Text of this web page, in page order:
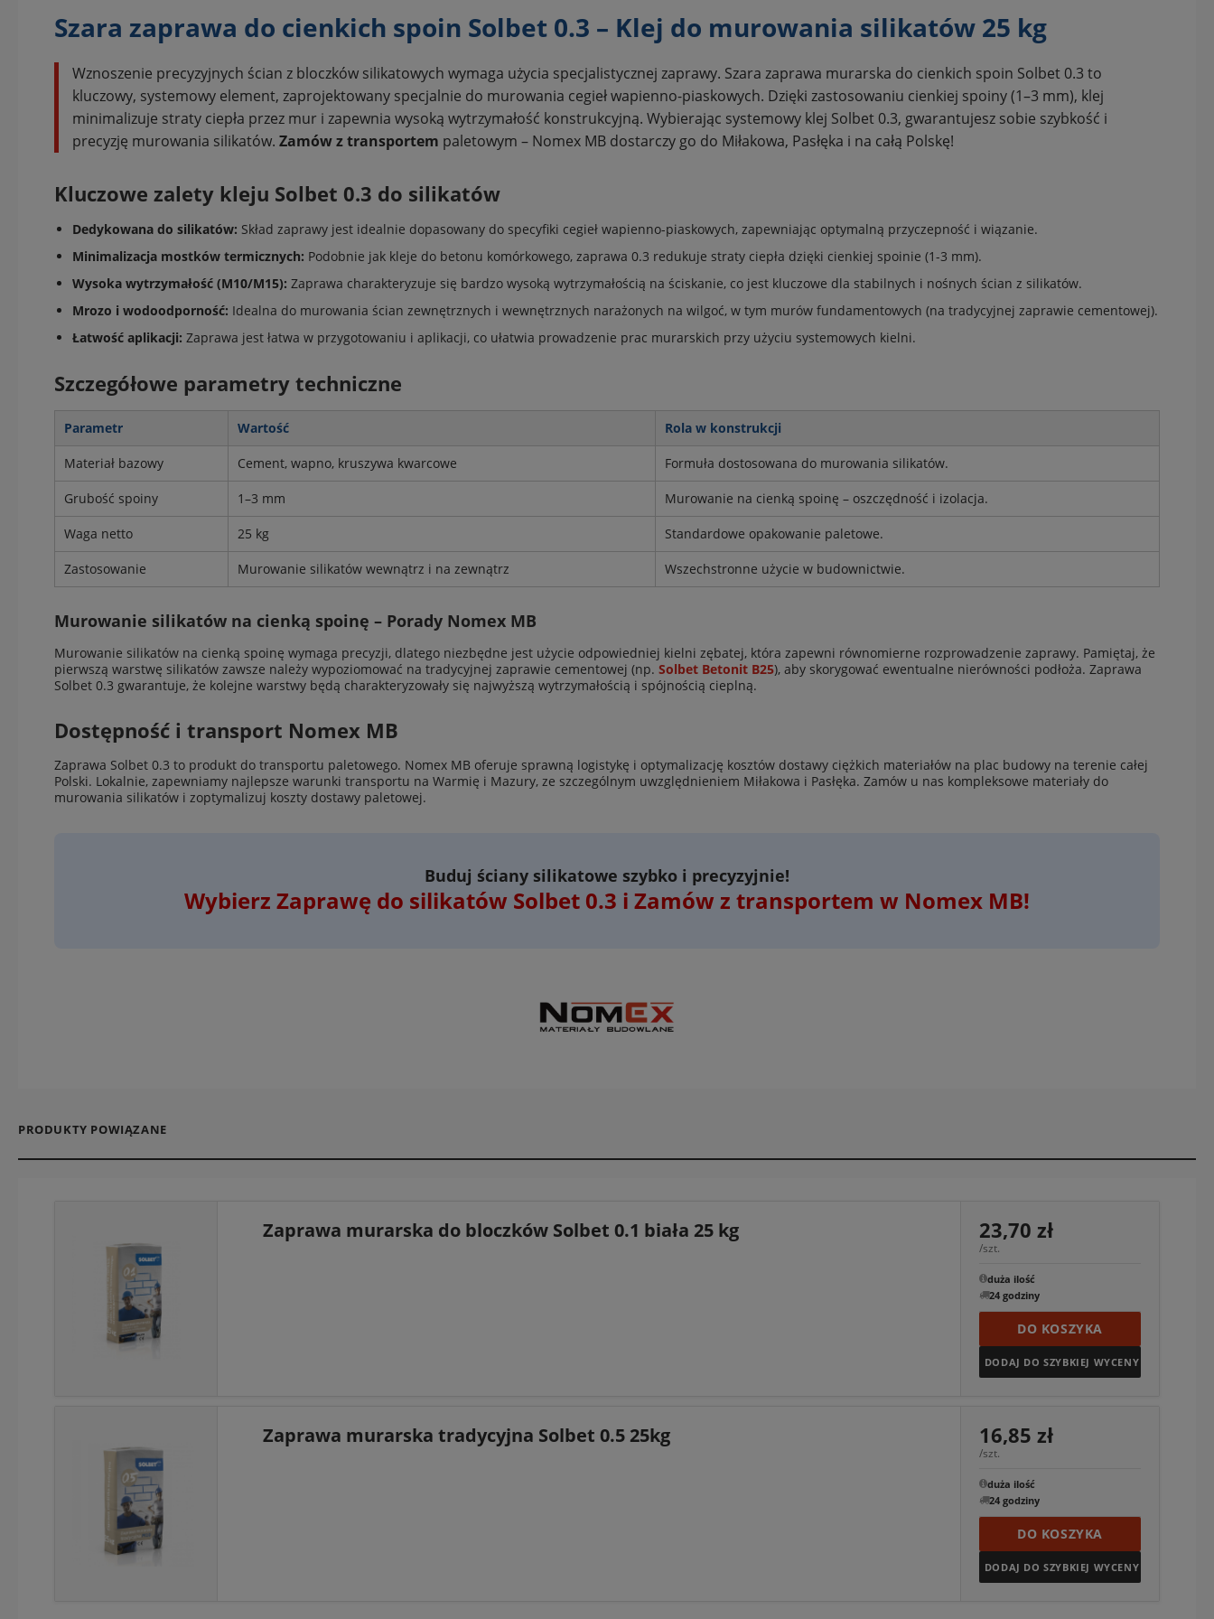
Szara zaprawa do cienkich spoin Solbet 0.3 – Klej do murowania silikatów 25 kg
Wznoszenie precyzyjnych ścian z bloczków silikatowych wymaga użycia specjalistycznej zaprawy. Szara zaprawa murarska do cienkich spoin Solbet 0.3 to
kluczowy, systemowy element, zaprojektowany specjalnie do murowania cegieł wapienno-piaskowych. Dzięki zastosowaniu cienkiej spoiny (1–3 mm), klej
minimalizuje straty ciepła przez mur i zapewnia wysoką wytrzymałość konstrukcyjną. Wybierając systemowy klej Solbet 0.3, gwarantujesz sobie szybkość i
precyzję murowania silikatów. Zamów z transportem paletowym – Nomex MB dostarczy go do Miłakowa, Pasłęka i na całą Polskę!
Kluczowe zalety kleju Solbet 0.3 do silikatów
Dedykowana do silikatów: Skład zaprawy jest idealnie dopasowany do specyfiki cegieł wapienno-piaskowych, zapewniając optymalną przyczepność i wiązanie.
Minimalizacja mostków termicznych: Podobnie jak kleje do betonu komórkowego, zaprawa 0.3 redukuje straty ciepła dzięki cienkiej spoinie (1-3 mm).
Wysoka wytrzymałość (M10/M15): Zaprawa charakteryzuje się bardzo wysoką wytrzymałością na ściskanie, co jest kluczowe dla stabilnych i nośnych ścian z silikatów.
Mrozo i wodoodporność: Idealna do murowania ścian zewnętrznych i wewnętrznych narażonych na wilgoć, w tym murów fundamentowych (na tradycyjnej zaprawie cementowej).
Łatwość aplikacji: Zaprawa jest łatwa w przygotowaniu i aplikacji, co ułatwia prowadzenie prac murarskich przy użyciu systemowych kielni.
Szczegółowe parametry techniczne
Parametr Wartość Rola w konstrukcji
Materiał bazowy Cement, wapno, kruszywa kwarcowe Formuła dostosowana do murowania silikatów.
Grubość spoiny 1–3 mm Murowanie na cienką spoinę – oszczędność i izolacja.
Waga netto 25 kg Standardowe opakowanie paletowe.
Zastosowanie Murowanie silikatów wewnątrz i na zewnątrz Wszechstronne użycie w budownictwie.
Murowanie silikatów na cienką spoinę – Porady Nomex MB
Murowanie silikatów na cienką spoinę wymaga precyzji, dlatego niezbędne jest użycie odpowiedniej kielni zębatej, która zapewni równomierne rozprowadzenie zaprawy. Pamiętaj, że
pierwszą warstwę silikatów zawsze należy wypoziomować na tradycyjnej zaprawie cementowej (np. Solbet Betonit B25), aby skorygować ewentualne nierówności podłoża. Zaprawa
Solbet 0.3 gwarantuje, że kolejne warstwy będą charakteryzowały się najwyższą wytrzymałością i spójnością cieplną.
Dostępność i transport Nomex MB
Zaprawa Solbet 0.3 to produkt do transportu paletowego. Nomex MB oferuje sprawną logistykę i optymalizację kosztów dostawy ciężkich materiałów na plac budowy na terenie całej
Polski. Lokalnie, zapewniamy najlepsze warunki transportu na Warmię i Mazury, ze szczególnym uwzględnieniem Miłakowa i Pasłęka. Zamów u nas kompleksowe materiały do
murowania silikatów i zoptymalizuj koszty dostawy paletowej.
Buduj ściany silikatowe szybko i precyzyjnie!
Wybierz Zaprawę do silikatów Solbet 0.3 i Zamów z transportem w Nomex MB!
PRODUKTY POWIĄZANE
Zaprawa murarska do bloczków Solbet 0.1 biała 25 kg
duża ilość
24 godziny
23,70 zł
/szt.
DO KOSZYKA
DODAJ DO SZYBKIEJ WYCENY
Zaprawa murarska tradycyjna Solbet 0.5 25kg
duża ilość
24 godziny
16,85 zł
/szt.
DO KOSZYKA
DODAJ DO SZYBKIEJ WYCENY